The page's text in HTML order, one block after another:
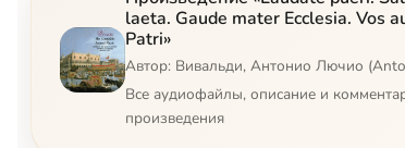
12 Salve regina. Ad te suspiramus
13 Salve regina. Eia ergo advocata
laeta. Gaude mater Ecclesia. Vos
Patri»
Автор: Вивальди, Антонио Лючио
Все аудиофайлы, описание и
произведения